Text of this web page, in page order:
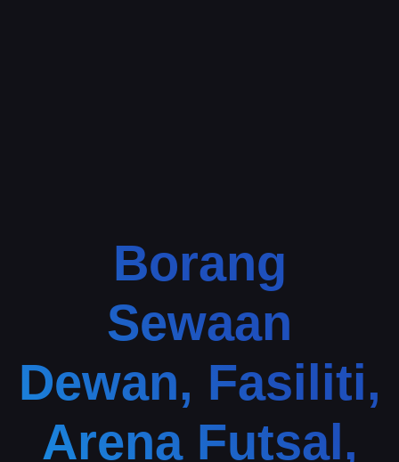
Borang
Sewaan
Dewan, Fasiliti,
Arena Futsal,